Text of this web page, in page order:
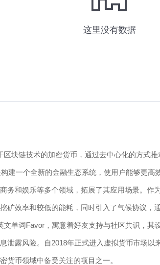
区块链技术的加密货币，通过去中心化的方式
建一个全新的金融生态系统，使用户能够更
务和娱乐等多个领域，拓展了其应用场景。作
矿效率和较低的能耗，同时引入了气候协议，
文单词Favor，寓意着好友支持与社区共识，
泄露风险。自2018年正式进入虚拟货币市场
货币领域中备受关注的项目之一。